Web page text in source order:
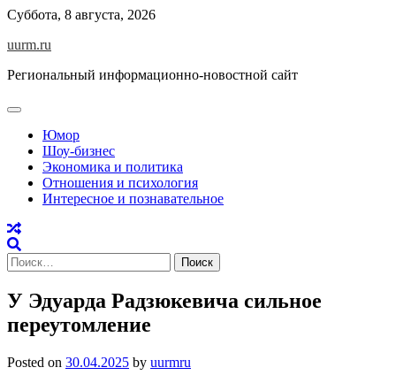
Skip
content
Суббота, 8 августа, 2026
uurm.ru
Региональный информационно-новостной сайт
Юмор
Шоу-бизнес
Экономика и политика
Отношения и психология
Интересное и познавательное
Найти:
У Эдуарда Радзюкевича сильное
переутомление
Posted on 30.04.2025 by uurmru